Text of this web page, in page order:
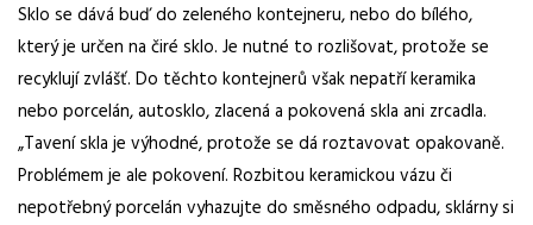
Sklo se dává buď do zeleného kontejneru, nebo do bílého,
který je určen na čiré sklo. Je nutné to rozlišovat, protože se
recyklují zvlášť. Do těchto kontejnerů však nepatří keramika
nebo porcelán, autosklo, zlacená a pokovená skla ani zrcadla.
„Tavení skla je výhodné, protože se dá roztavovat opakovaně.
Problémem je ale pokovení. Rozbitou keramickou vázu či
nepotřebný porcelán vyhazujte do směsného odpadu, sklárny si